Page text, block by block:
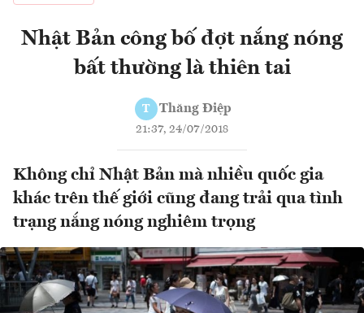
Nhật Bản công bố đợt nắng nóng
bất thường là thiên tai
T Thăng Điệp
21:37, 24/07/2018
Không chỉ Nhật Bản mà nhiều quốc gia
khác trên thế giới cũng đang trải qua tình
trạng nắng nóng nghiêm trọng